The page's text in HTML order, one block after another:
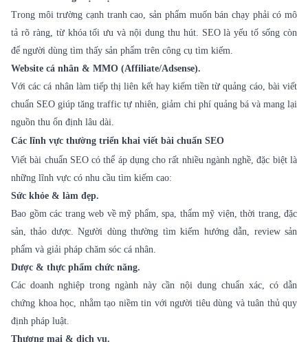
Trong môi trường cạnh tranh cao, sản phẩm muốn bán chạy phải có mô
tả rõ ràng, từ khóa tối ưu và nội dung thu hút. SEO là yếu tố sống còn
để người dùng tìm thấy sản phẩm trên công cụ tìm kiếm.
Website cá nhân & MMO (Affiliate/Adsense).
Với các cá nhân làm tiếp thị liên kết hay kiếm tiền từ quảng cáo, bài viết
chuẩn SEO giúp tăng traffic tự nhiên, giảm chi phí quảng bá và mang lại
nguồn thu ổn định lâu dài.
Các lĩnh vực thường triển khai viết bài chuẩn SEO
Viết bài chuẩn SEOcó thể áp dụng cho rất nhiều ngành nghề, đặc biệt là
những lĩnh vực có nhu cầu tìm kiếm cao:
Sức khỏe & làm đẹp.
Bao gồm các trang web về mỹ phẩm, spa, thẩm mỹ viện, thời trang, đặc
sản, thảo dược. Người dùng thường tìm kiếm hướng dẫn, review sản
phẩm và giải pháp chăm sóc cá nhân.
Dược & thực phẩm chức năng.
Các doanh nghiệp trong ngành này cần nội dung chuẩn xác, có dẫn
chứng khoa học, nhằm tạo niềm tin với người tiêu dùng và tuân thủ quy
định pháp luật.
Thương mại & dịch vụ.